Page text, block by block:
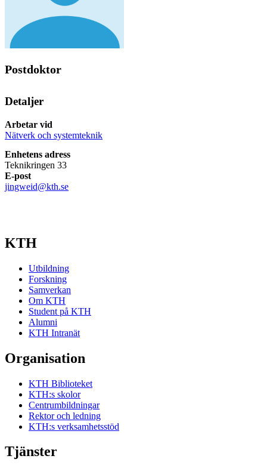
Postdoktor
Detaljer
Arbetar vid
Nätverk och systemteknik
Enhetens adress
Teknikringen 33
E-post
jingweid@kth.se
KTH
Utbildning
Forskning
Samverkan
Om KTH
Student på KTH
Alumni
KTH Intranät
Organisation
KTH Biblioteket
KTH:s skolor
Centrumbildningar
Rektor och ledning
KTH:s verksamhetsstöd
Tjänster